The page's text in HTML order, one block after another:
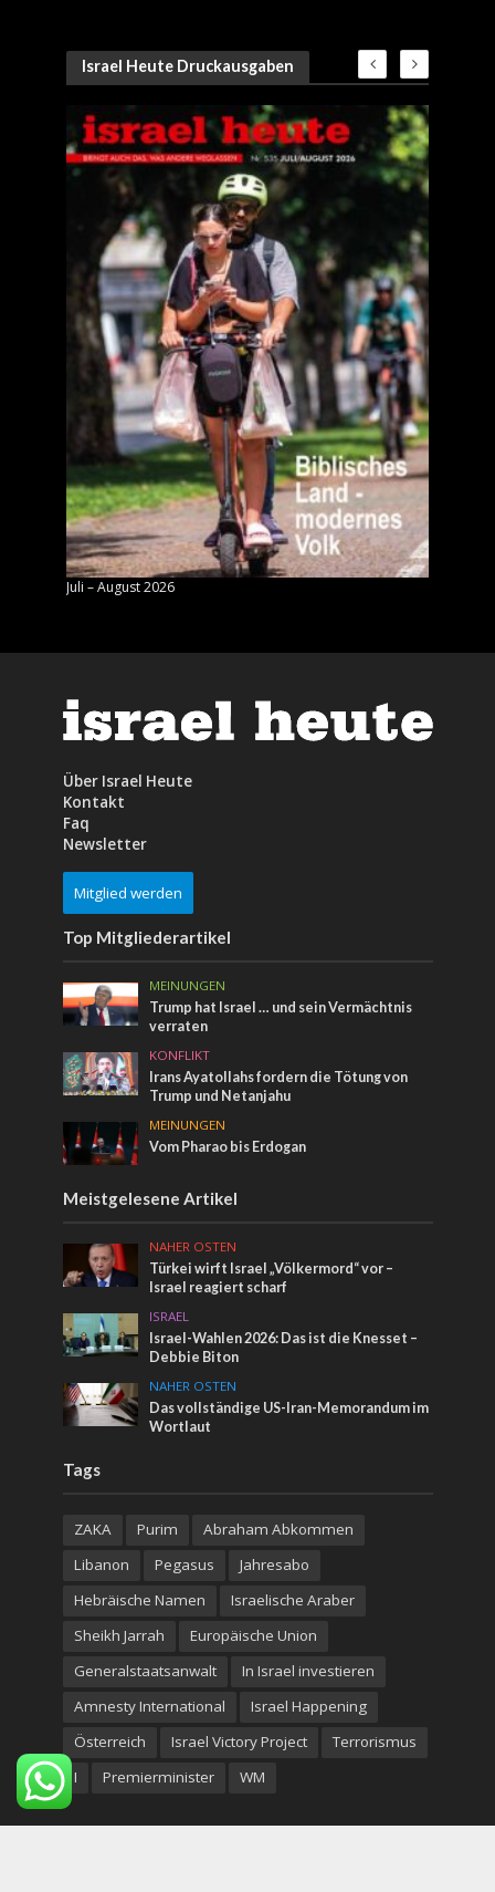
Israel Heute Druckausgaben
Juli – August 2026
Über Israel Heute
Kontakt
Faq
Newsletter
Mitglied werden
Top Mitgliederartikel
MEINUNGEN
Trump hat Israel … und sein Vermächtnis
verraten
KONFLIKT
Irans Ayatollahs fordern die Tötung von
Trump und Netanjahu
MEINUNGEN
Vom Pharao bis Erdogan
Meistgelesene Artikel
NAHER OSTEN
Türkei wirft Israel „Völkermord“ vor –
Israel reagiert scharf
ISRAEL
Israel-Wahlen 2026: Das ist die Knesset –
Debbie Biton
NAHER OSTEN
Das vollständige US-Iran-Memorandum im
Wortlaut
Tags
ZAKA Purim
Abraham Abkommen
Libanon
Pegasus
Jahresabo
Hebräische Namen
Israelische Araber
Sheikh Jarrah
Europäische Union
Generalstaatsanwalt
In Israel investieren
Amnesty International
Israel Happening
Österreich
Israel Victory Project
Terrorismus
I
Premierminister WM